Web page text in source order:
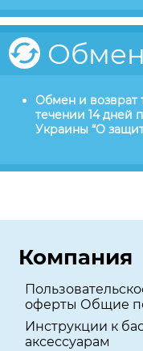
Обмен
Обмен и возврат
течении 14 дней
Украины “О
Компания
оферты Общие
Инструкции к
аксессуарам